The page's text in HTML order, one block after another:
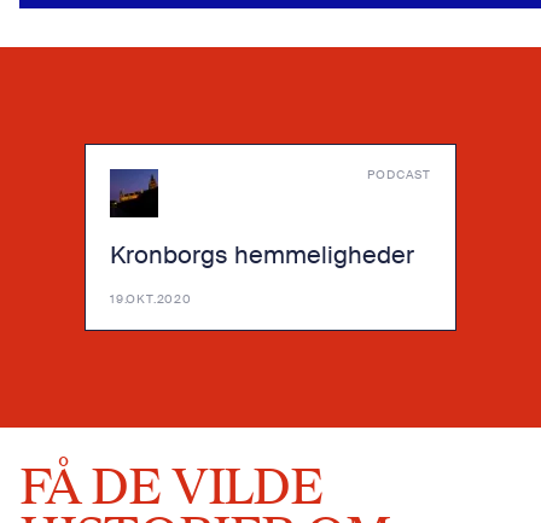
PODCAST
Kronborgs hemmeligheder
19.OKT.2020
FÅ DE VILDE